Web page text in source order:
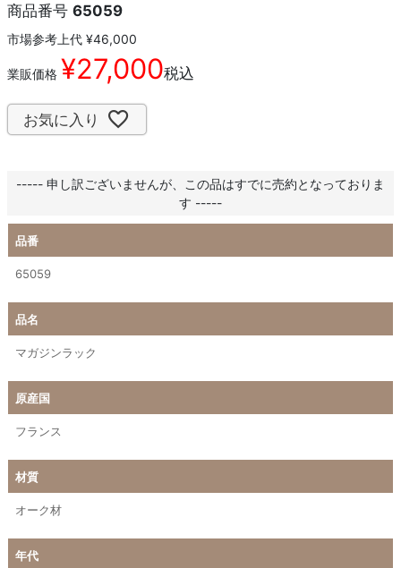
商品番号 65059
市場参考上代 ¥46,000
業販価格 ¥27,000税込
お気に入り
----- 申し訳ございませんが、この品はすでに売約となっておりま
す -----
品番
65059
品名
マガジンラック
原産国
フランス
材質
オーク材
年代